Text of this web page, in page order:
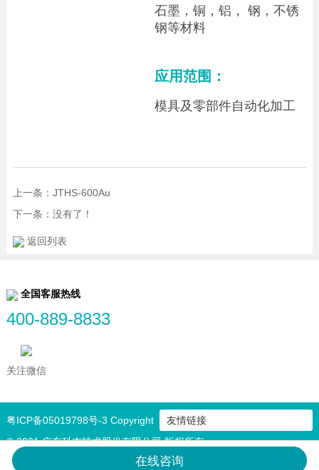
石墨，铜，铝， 钢，不锈
钢等材料
应用范围：
模具及零部件自动化加工
上一条：JTHS-600Au
下一条：没有了！
返回列表
全国客服热线
400-889-8833
关注微信
友情链接
粤ICP备05019798号-3 Copyright
© 2021 广东科杰技术股份有限公司 版权所有
粤公网安备 44070302000690号
在线咨询